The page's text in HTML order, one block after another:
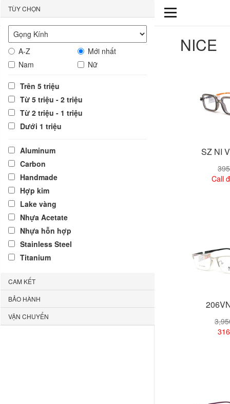
NICE
TÙY CHỌN
A-Z
Mới nhất
Nam
Nữ
Trên 5 triệu
Từ 5 triệu - 2 triệu
Từ 2 triệu - 1 triệu
Dưới 1 triệu
Aluminum
Carbon
Handmade
Hợp kim
Lake vàng
Nhựa Acetate
Nhựa hỗn hợp
Stainless Steel
Titanium
CAM KẾT
BẢO HÀNH
VẬN CHUYỂN
SZ NI
Call